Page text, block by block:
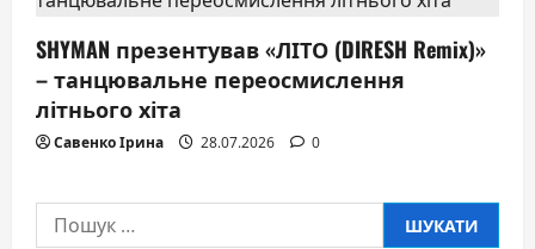
SHYMAN презентував «ЛІТО (DIRESH Remix)»
– танцювальне переосмислення
літнього хіта
Савенко Ірина 28.07.2026 0
Пошук: